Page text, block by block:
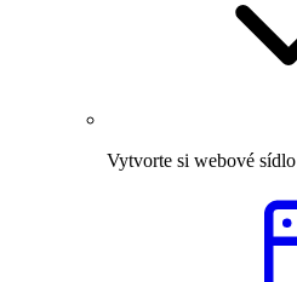
Vytvorte si webové sídlo